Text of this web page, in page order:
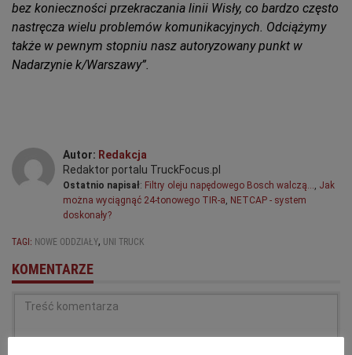
bez konieczności przekraczania linii Wisły, co bardzo często
nastręcza wielu problemów komunikacyjnych. Odciążymy
także w pewnym stopniu nasz autoryzowany punkt w
Nadarzynie k/Warszawy”.
Autor: Redakcja
Redaktor portalu TruckFocus.pl
Ostatnio napisał: Filtry oleju napędowego Bosch walczą…, Jak
można wyciągnąć 24-tonowego TIR-a, NETCAP - system
doskonały?
TAGI: NOWE ODDZIAŁY, UNI TRUCK
KOMENTARZE